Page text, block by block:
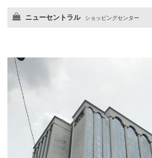
ニューセントラル ショッピングセンター